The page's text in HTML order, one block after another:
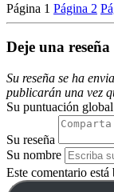
Página 1 Página 2
Deje una
Su reseña se ha
publicarán una vez
Su puntuación global
Su reseña
Su nombre
Este comentario